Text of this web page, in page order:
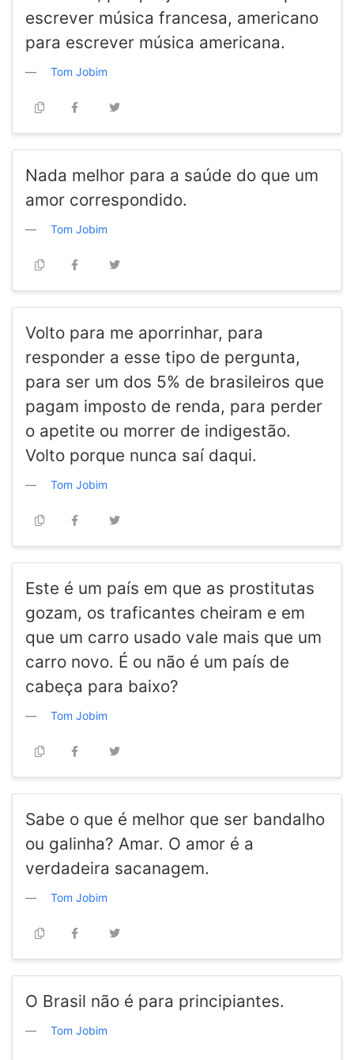
escrever música francesa, americano
para escrever música americana.
Tom Jobim
Nada melhor para a saúde do que um
amor correspondido.
Tom Jobim
Volto para me aporrinhar, para
responder a esse tipo de pergunta,
para ser um dos 5% de brasileiros que
pagam imposto de renda, para perder
o apetite ou morrer de indigestão.
Volto porque nunca saí daqui.
Tom Jobim
Este é um país em que as prostitutas
gozam, os traficantes cheiram e em
que um carro usado vale mais que um
carro novo. É ou não é um país de
cabeça para baixo?
Tom Jobim
Sabe o que é melhor que ser bandalho
ou galinha? Amar. O amor é a
verdadeira sacanagem.
Tom Jobim
O Brasil não é para principiantes.
Tom Jobim